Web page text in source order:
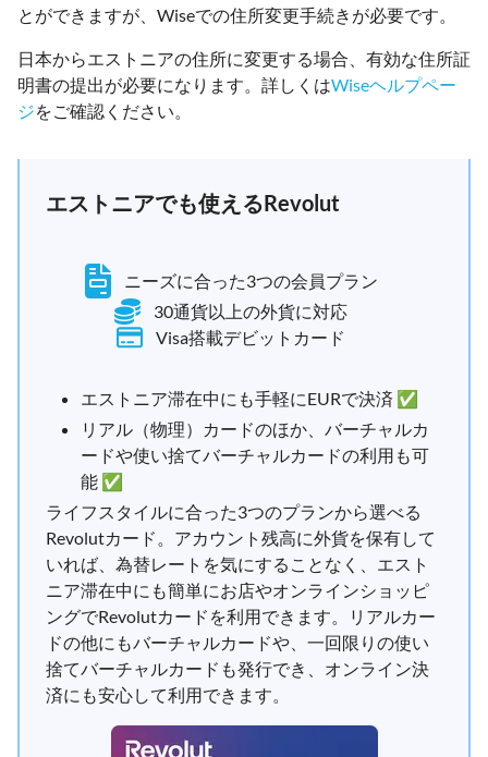
とができますが、Wiseでの住所変更手続きが必要です。
日本からエストニアの住所に変更する場合、有効な住所証
明書の提出が必要になります。詳しくはWiseヘルプペー
ジをご確認ください。
エストニアでも使えるRevolut
ニーズに合った3つの会員プラン
30通貨以上の外貨に対応
Visa搭載デビットカード
エストニア滞在中にも手軽にEURで決済 ✅
リアル（物理）カードのほか、バーチャルカ
ードや使い捨てバーチャルカードの利用も可
能 ✅
ライフスタイルに合った3つのプランから選べる
Revolutカード。アカウント残高に外貨を保有して
いれば、為替レートを気にすることなく、エスト
ニア滞在中にも簡単にお店やオンラインショッピ
ングでRevolutカードを利用できます。リアルカー
ドの他にもバーチャルカードや、一回限りの使い
捨てバーチャルカードも発行でき、オンライン決
済にも安心して利用できます。